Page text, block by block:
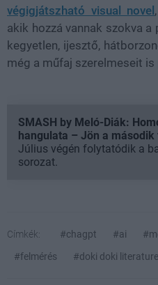
végigjátszható visual novel
akik hozzá vannak szokva
kegyetlen, ijesztő,
még a műfaj szerelmeseit
SMASH by Meló-Diák:
hangulata – Jön a második
Július végén folytatódik a
sorozat.
Címkék: #chagpt #ai
#felmérés
#doki doki